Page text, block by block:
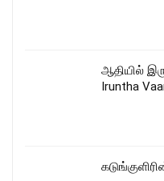
ஆதியில்
Iruntha